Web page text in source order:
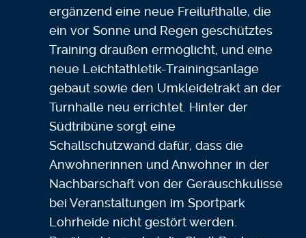
ergänzend eine neue Freilufthalle, die
ein vor Sonne und Regen geschütztes
Training draußen ermöglicht, und eine
neue Leichtathletik-Trainingsanlage
gebaut sowie den Umkleidetrakt an der
Turnhalle neu errichtet. Hinter der
Südtribüne sorgt eine
Schallschutzwand dafür, dass die
Anwohnerinnen und Anwohner in der
Nachbarschaft von der Geräuschkulisse
bei Veranstaltungen im Sportpark
Lohrheide nicht gestört werden.